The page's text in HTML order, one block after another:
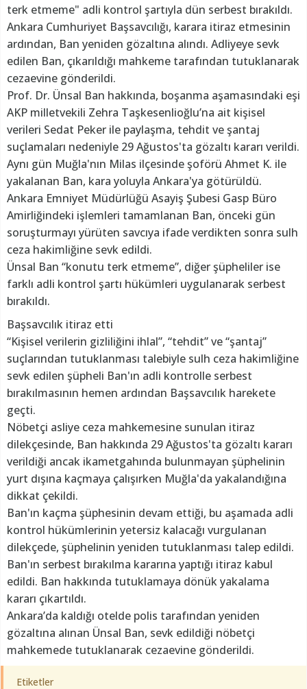
terk etmeme" adli kontrol şartıyla dün serbest bırakıldı.
Ankara Cumhuriyet Başsavcılığı, karara itiraz etmesinin
ardından, Ban yeniden gözaltına alındı. Adliyeye sevk
edilen Ban, çıkarıldığı mahkeme tarafından tutuklanarak
cezaevine gönderildi.
Prof. Dr. Ünsal Ban hakkında, boşanma aşamasındaki eşi
AKP milletvekili Zehra Taşkesenlioğlu’na ait kişisel
verileri Sedat Peker ile paylaşma, tehdit ve şantaj
suçlamaları nedeniyle 29 Ağustos'ta gözaltı kararı verildi.
Aynı gün Muğla'nın Milas ilçesinde şoförü Ahmet K. ile
yakalanan Ban, kara yoluyla Ankara'ya götürüldü.
Ankara Emniyet Müdürlüğü Asayiş Şubesi Gasp Büro
Amirliğindeki işlemleri tamamlanan Ban, önceki gün
soruşturmayı yürüten savcıya ifade verdikten sonra sulh
ceza hakimliğine sevk edildi.
Ünsal Ban “konutu terk etmeme”, diğer şüpheliler ise
farklı adli kontrol şartı hükümleri uygulanarak serbest
bırakıldı.
Başsavcılık itiraz etti
“Kişisel verilerin gizliliğini ihlal”, “tehdit” ve “şantaj”
suçlarından tutuklanması talebiyle sulh ceza hakimliğine
sevk edilen şüpheli Ban'ın adli kontrolle serbest
bırakılmasının hemen ardından Başsavcılık harekete
geçti.
Nöbetçi asliye ceza mahkemesine sunulan itiraz
dilekçesinde, Ban hakkında 29 Ağustos'ta gözaltı kararı
verildiği ancak ikametgahında bulunmayan şüphelinin
yurt dışına kaçmaya çalışırken Muğla'da yakalandığına
dikkat çekildi.
Ban'ın kaçma şüphesinin devam ettiği, bu aşamada adli
kontrol hükümlerinin yetersiz kalacağı vurgulanan
dilekçede, şüphelinin yeniden tutuklanması talep edildi.
Ban'ın serbest bırakılma kararına yaptığı itiraz kabul
edildi. Ban hakkında tutuklamaya dönük yakalama
kararı çıkartıldı.
Ankara’da kaldığı otelde polis tarafından yeniden
gözaltına alınan Ünsal Ban, sevk edildiği nöbetçi
mahkemede tutuklanarak cezaevine gönderildi.
Etiketler